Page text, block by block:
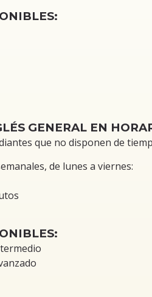
GENERAL EN
que no disponen de
de lunes a viernes: